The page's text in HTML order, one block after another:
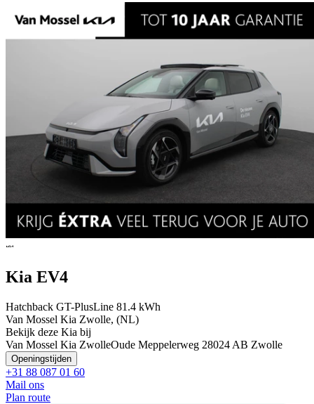
Kia EV4
Hatchback GT-PlusLine 81.4 kWh
Van Mossel Kia Zwolle, (NL)
Bekijk deze Kia bij
Van Mossel Kia ZwolleOude Meppelerweg 28024 AB Zwolle
Openingstijden
+31 88 087 01 60
Mail ons
Plan route